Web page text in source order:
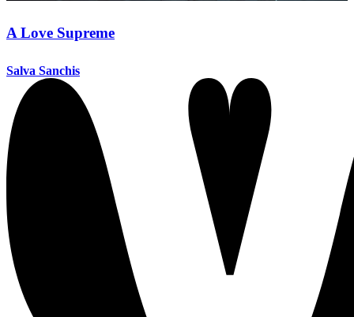
A Love Supreme
Salva Sanchis